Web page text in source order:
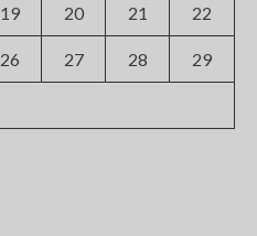
19 20 21 22
26 27 28 29